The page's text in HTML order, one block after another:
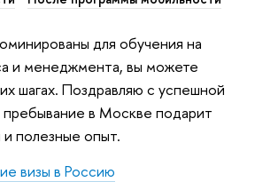
для обучения на
и менеджмента, вы можете
шагах. Поздравляю с успешной
в Москве подарит
полезные опыт.
визы в Россию